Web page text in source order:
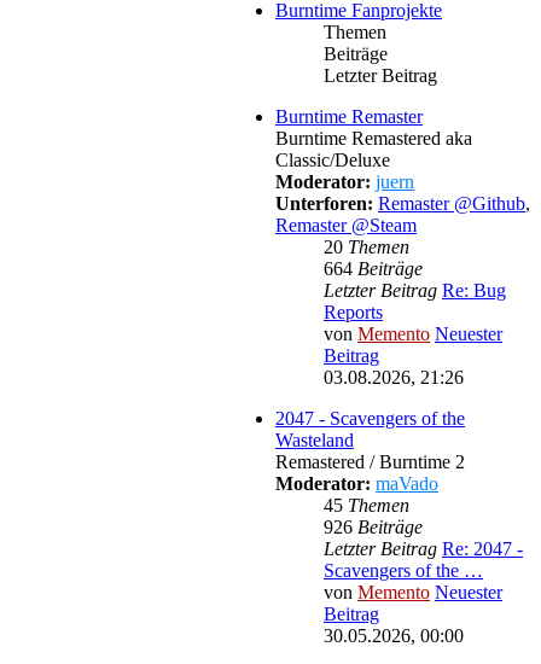
Burntime Fanprojekte
Themen
Beiträge
Letzter Beitrag
Burntime Remaster
Burntime Remastered aka
Classic/Deluxe
Moderator: juern
Unterforen: Remaster @Github,
Remaster @Steam
20 Themen
664 Beiträge
Letzter Beitrag Re: Bug
Reports
von Memento Neuester
Beitrag
03.08.2026, 21:26
2047 - Scavengers of the
Wasteland
Remastered / Burntime 2
Moderator: maVado
45 Themen
926 Beiträge
Letzter Beitrag Re: 2047 -
Scavengers of the …
von Memento Neuester
Beitrag
30.05.2026, 00:00